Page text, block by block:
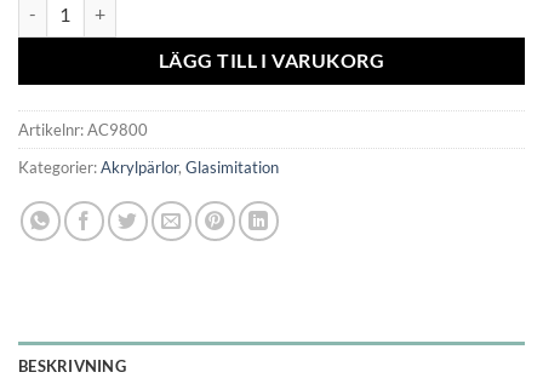
LÄGG TILL I VARUKORG
Artikelnr:AC9800
Kategorier:Akrylpärlor, Glasimitation
BESKRIVNING